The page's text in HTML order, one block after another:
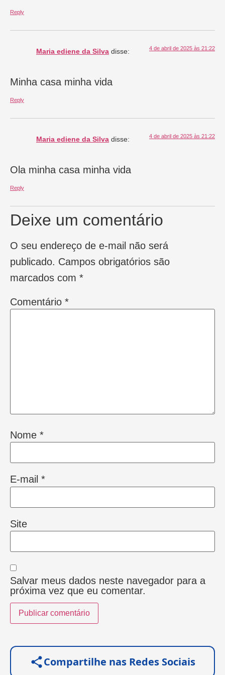
Reply
Maria ediene da Silva disse: 4 de abril de 2025 às 21:22
Minha casa minha vida
Reply
Maria ediene da Silva disse: 4 de abril de 2025 às 21:22
Ola minha casa minha vida
Reply
Deixe um comentário
O seu endereço de e-mail não será
publicado. Campos obrigatórios são
marcados com *
Comentário *
Nome *
E-mail *
Site
Salvar meus dados neste navegador para a
próxima vez que eu comentar.
Compartilhe nas Redes Sociais